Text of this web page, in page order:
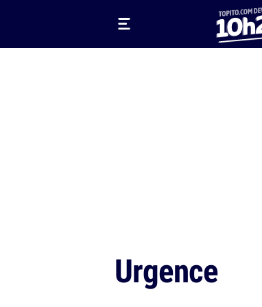
Urgence